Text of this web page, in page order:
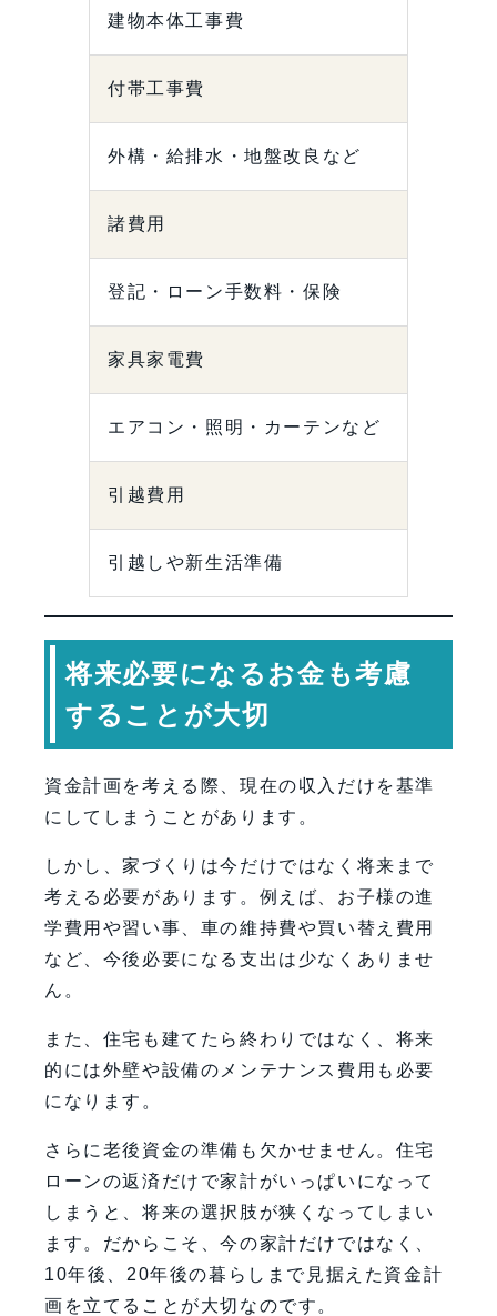
建物本体工事費
付帯工事費
外構・給排水・地盤改良など
諸費用
登記・ローン手数料・保険
家具家電費
エアコン・照明・カーテンなど
引越費用
引越しや新生活準備
将来必要になるお金も考慮
することが大切
資金計画を考える際、現在の収入だけを基準
にしてしまうことがあります。
しかし、家づくりは今だけではなく将来まで
考える必要があります。例えば、お子様の進
学費用や習い事、車の維持費や買い替え費用
など、今後必要になる支出は少なくありませ
ん。
また、住宅も建てたら終わりではなく、将来
的には外壁や設備のメンテナンス費用も必要
になります。
さらに老後資金の準備も欠かせません。住宅
ローンの返済だけで家計がいっぱいになって
しまうと、将来の選択肢が狭くなってしまい
ます。だからこそ、今の家計だけではなく、
10年後、20年後の暮らしまで見据えた資金計
画を立てることが大切なのです。